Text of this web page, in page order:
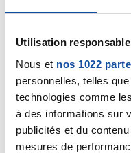
Utilisation
Nous et nos 1022
personnelles, telles
technologies comme
à des informations sur
publicités et du
mesures de
Citer